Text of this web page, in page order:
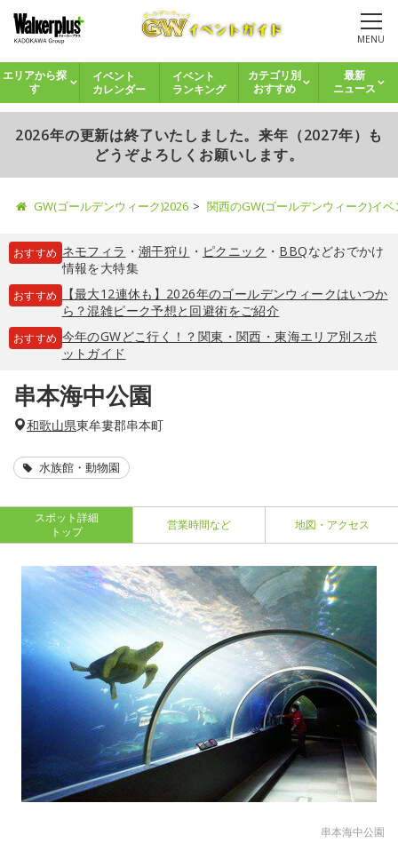
MENU
エリアから探
す
イベント
カレンダー
イベント
ランキング
カテゴリ別
おすすめ
最新
ニュース
2026年の更新は終了いたしました。来年（2027年）も
どうぞよろしくお願いします。
GW(ゴールデンウィーク)2026 関西のGW(ゴールデンウィーク)イ
おすすめ ネモフィラ ・ 潮干狩り ・ ピクニック ・ BBQなどおでかけ
情報を大特集
おすすめ
【最大12連休も】2026年のゴールデンウィークはいつか
ら？混雑ピーク予想と回避術をご紹介
おすすめ 今年のGWどこ行く！？関東・関西・東海エリア別スポ
ットガイド
串本海中公園
和歌山県東牟婁郡串本町
水族館・動物園
スポット詳細
トップ
営業時間など 地図・アクセス
串本海中公園